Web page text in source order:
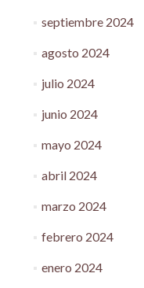
septiembre 2024
agosto 2024
julio 2024
junio 2024
mayo 2024
abril 2024
marzo 2024
febrero 2024
enero 2024